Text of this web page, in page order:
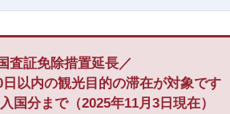
査証免除措置延長／
以内の観光目的の滞在が対象です
国分まで（2025年11月3日現在）